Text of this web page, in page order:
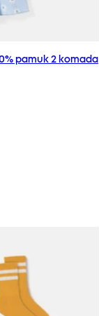
pamuk 2 komada